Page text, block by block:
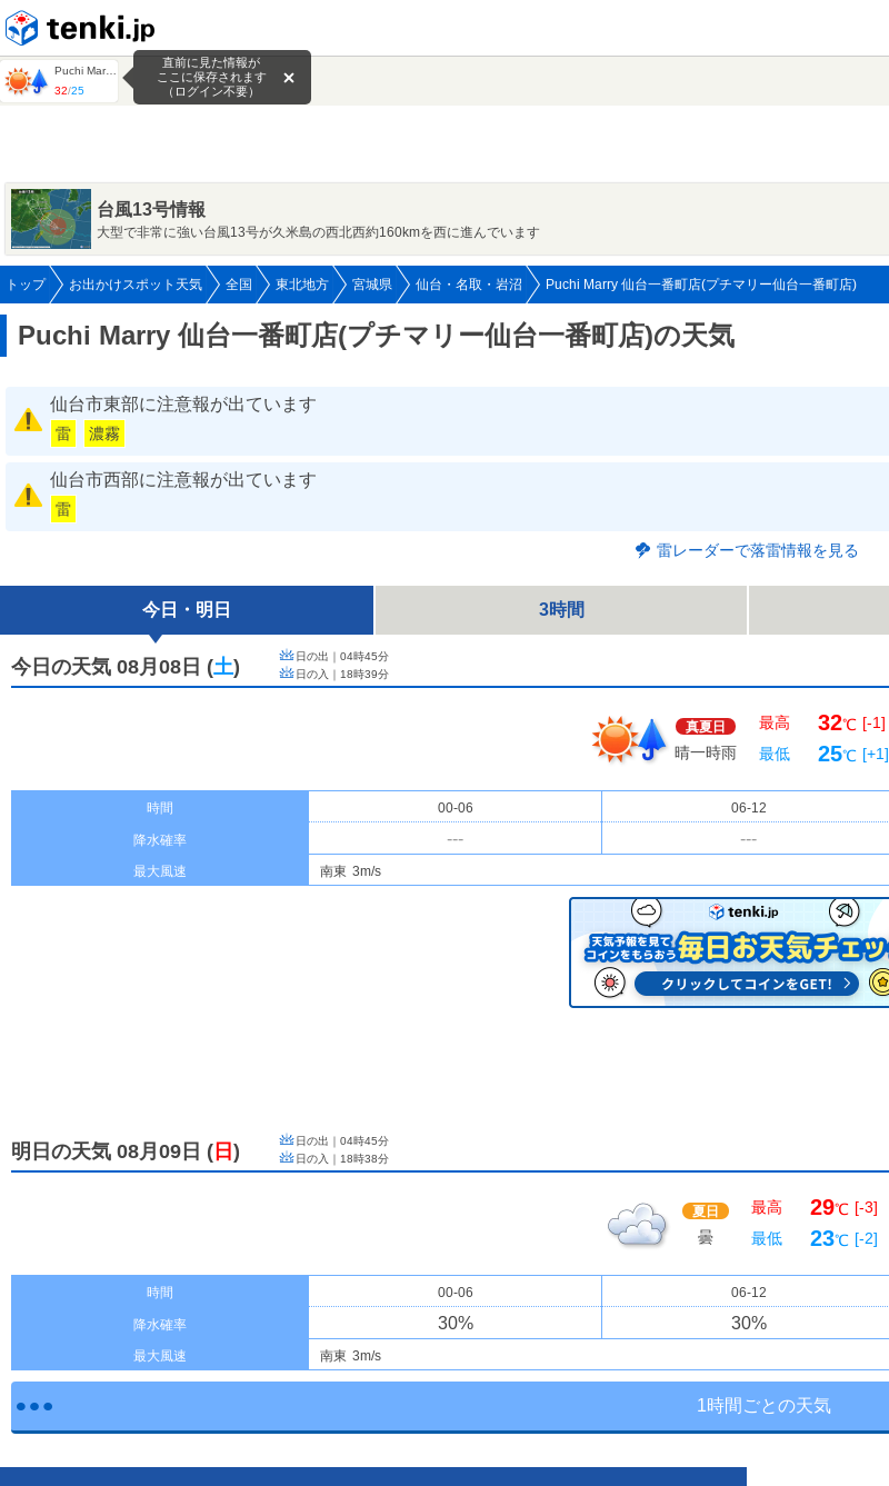
Puchi Marry 仙台一番町店(プチマリー仙台一番町店)
32/25
直前に見た情報が
ここに保存されます
（ログイン不要）
台風13号情報
大型で非常に強い台風13号が久米島の西北西約160kmを西に進んでいます
トップ お出かけスポット天気 全国 東北地方 宮城県 仙台・名取・岩沼 Puchi Marry 仙台一番町店(プチマリー仙台一番町店)
Puchi Marry 仙台一番町店(プチマリー仙台一番町店)の天気
仙台市東部に注意報が出ています
雷 濃霧
仙台市西部に注意報が出ています
雷
雷レーダーで落雷情報を見る
今日・明日 3時間
今日の天気 08月08日 (土) 日の出｜ 04時45分
日の入｜ 18時39分
真夏日
晴一時雨
最高 32℃ [-1]
最低
25℃ [+1]
時間 00-06 06-12
降水確率 --- ---
最大風速 南東 3m/s
明日の天気 08月09日 ( 日 ) 日の出｜ 04時45分
日の入｜ 18時38分
夏日
曇
最高 29℃ [-3]
最低
23℃ [-2]
時間 00-06 06-12
降水確率 30% 30%
最大風速 南東 3m/s
1時間ごとの天気